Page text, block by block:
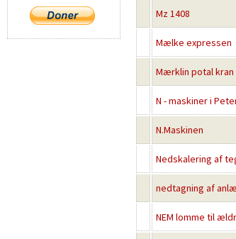
Mz 1408
Mælke expressen
Mærklin potal kran
N - maskiner i
N.Maskinen
Nedskalering af
nedtagning af
NEM lomme til